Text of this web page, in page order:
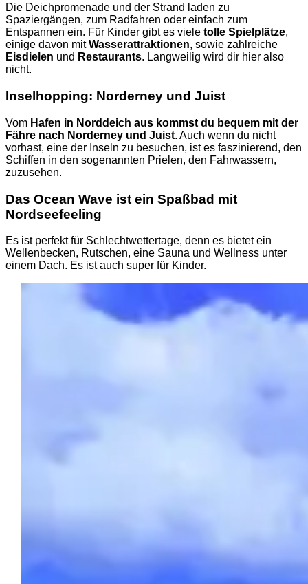
Die Deichpromenade und der Strand laden zu
Spaziergängen, zum Radfahren oder einfach zum
Entspannen ein. Für Kinder gibt es viele tolle Spielplätze,
einige davon mitWasserattraktionen, sowie zahlreiche
Eisdielen und Restaurants. Langweilig wird dir hier also
nicht.
Inselhopping: Norderney und Juist
Vom Hafen in Norddeich aus kommst du bequem mit der
Fähre nach Norderney und Juist. Auch wenn du nicht
vorhast, eine der Inseln zu besuchen, ist es faszinierend, den
Schiffen in den sogenannten Prielen, den Fahrwassern,
zuzusehen.
Das Ocean Wave ist ein Spaßbad mit
Nordseefeeling
Es ist perfekt für Schlechtwettertage, denn es bietet ein
Wellenbecken, Rutschen, eine Sauna und Wellness unter
einem Dach. Es ist auch super für Kinder.